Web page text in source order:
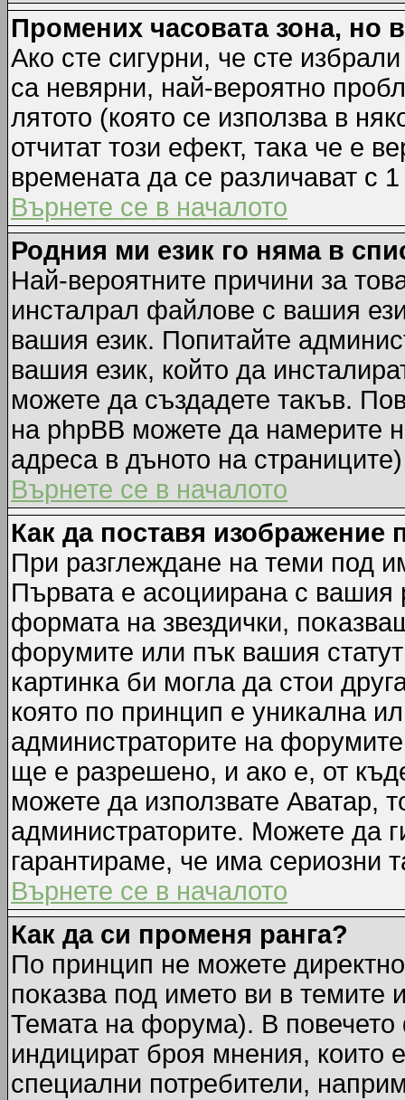
Промених часовата зона, но
Ако сте сигурни, че сте
са невярни, най-вероятно
лятото (която се използва в
отчитат този ефект, така че е
времената да се различават с
Върнете се в началото
Родния ми език го няма в
Най-вероятните причини за
инсталрал файлове с вашия
вашия език. Попитайте
вашия език, който да
можете да създадете такъв.
на phpBB можете да намерите
адреса в дъното на страниците)
Върнете се в началото
Как да поставя изображение
При разглеждане на теми под
Първата е асоциирана с вашия
формата на звездички,
форумите или пък вашия
картинка би могла да стои
която по принцип е уникална
администраторите на
ще е разрешено, и ако е, от
можете да използвате Аватар,
администраторите. Можете да
гарантираме, че има сериозни
Върнете се в началото
Как да си променя ранга?
По принцип не можете
показва под името ви в темите
Темата на форума). В повечето
индицират броя мнения, които
специални потребители,